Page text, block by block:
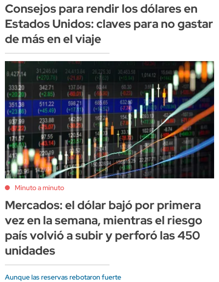
Consejos para rendir los dólares en
Estados Unidos: claves para no gastar
de más en el viaje
Minuto a minuto
Mercados: el dólar bajó por primera
vez en la semana, mientras el riesgo
país volvió a subir y perforó las 450
unidades
Aunque las reservas rebotaron fuerte